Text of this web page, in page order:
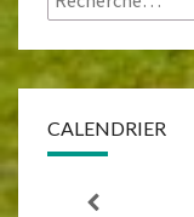
CALENDRIER